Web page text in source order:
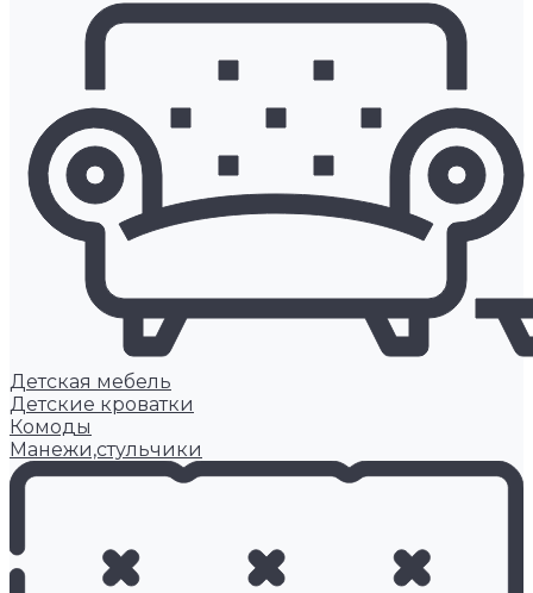
Детская мебель
Детские кроватки
Комоды
Манежи,стульчики